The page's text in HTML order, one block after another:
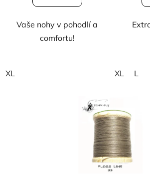
Vaše nohy v pohodlí a
comfortu!
XL XL L